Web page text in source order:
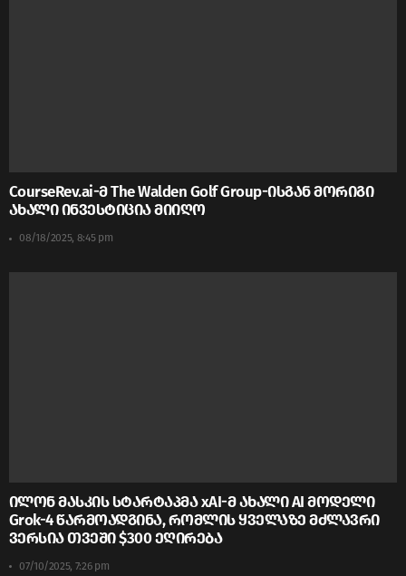
CourseRev.ai-მ The Walden Golf Group-ისგან მორიგი
ახალი ინვესტიცია მიიღო
08/18/2025, 8:45 pm
ილონ მასკის სტარტაპმა xAI-მ ახალი AI მოდელი
Grok-4 წარმოადგინა, რომლის ყველაზე მძლავრი
ვერსია თვეში $300 ეღირება
07/10/2025, 7:26 pm